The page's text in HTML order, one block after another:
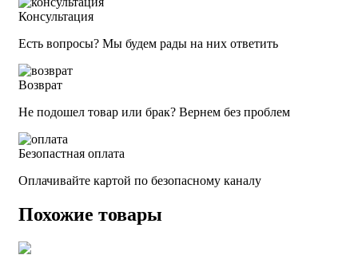
Консультация
Есть вопросы? Мы будем рады на них ответить
Возврат
Не подошел товар или брак? Вернем без проблем
Безопастная оплата
Оплачивайте картой по безопасному каналу
Похожие товары